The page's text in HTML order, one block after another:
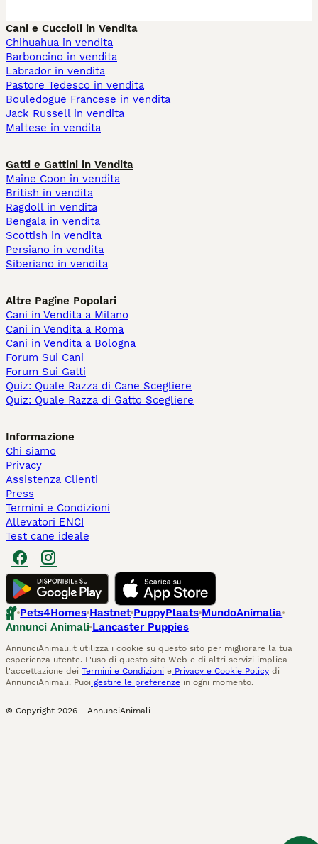
Cani e Cuccioli in Vendita
Chihuahua in vendita
Barboncino in vendita
Labrador in vendita
Pastore Tedesco in vendita
Bouledogue Francese in vendita
Jack Russell in vendita
Maltese in vendita
Gatti e Gattini in Vendita
Maine Coon in vendita
British in vendita
Ragdoll in vendita
Bengala in vendita
Scottish in vendita
Persiano in vendita
Siberiano in vendita
Altre Pagine Popolari
Cani in Vendita a Milano
Cani in Vendita a Roma
Cani in Vendita a Bologna
Forum Sui Cani
Forum Sui Gatti
Quiz: Quale Razza di Cane Scegliere
Quiz: Quale Razza di Gatto Scegliere
Informazione
Chi siamo
Privacy
Assistenza Clienti
Press
Termini e Condizioni
Allevatori ENCI
Test cane ideale
Pets4Homes Hastnet PuppyPlaats MundoAnimalia
Annunci Animali Lancaster Puppies
AnnunciAnimali.it utilizza i cookie su questo sito per migliorare la tua
esperienza utente. L'uso di questo sito Web e di altri servizi implica
l'accettazione dei Termini e Condizioni e Privacy e Cookie Policy di
AnnunciAnimali. Puoi gestire le preferenze in ogni momento.
© Copyright 2026 - AnnunciAnimali